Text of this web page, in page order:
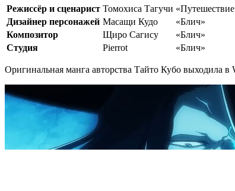
Режиссёр и сценарист Томохиса Тагучи
Дизайнер персонажей Масащи Кудо
«Блич»
Композитор
Щиро Сагису
«Блич»
Студия
Pierrot «Блич»
Оригинальная манга авторства Тайто Кубо выходила